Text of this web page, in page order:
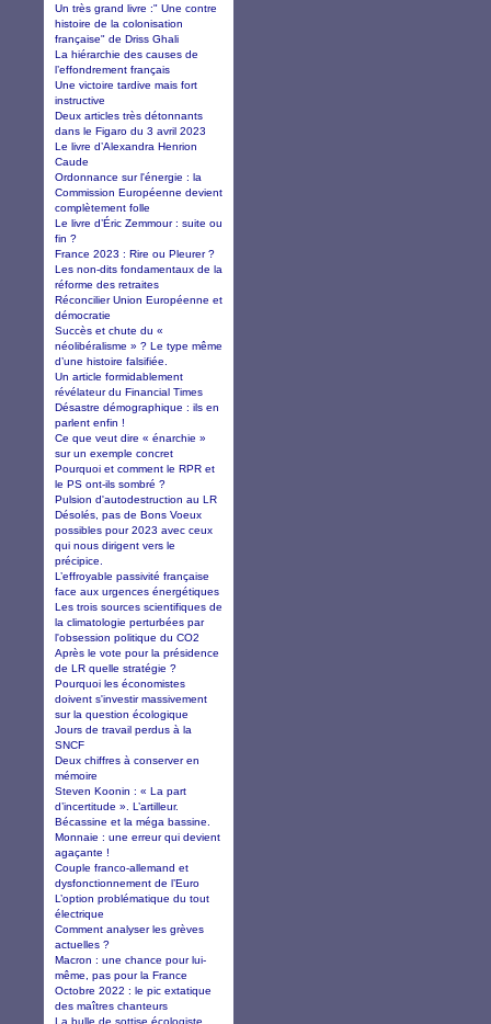
Un très grand livre :" Une contre
histoire de la colonisation
française" de Driss Ghali
La hiérarchie des causes de
l’effondrement français
Une victoire tardive mais fort
instructive
Deux articles très détonnants
dans le Figaro du 3 avril 2023
Le livre d’Alexandra Henrion
Caude
Ordonnance sur l'énergie : la
Commission Européenne devient
complètement folle
Le livre d’Éric Zemmour : suite ou
fin ?
France 2023 : Rire ou Pleurer ?
Les non-dits fondamentaux de la
réforme des retraites
Réconcilier Union Européenne et
démocratie
Succès et chute du «
néolibéralisme » ? Le type même
d’une histoire falsifiée.
Un article formidablement
révélateur du Financial Times
Désastre démographique : ils en
parlent enfin !
Ce que veut dire « énarchie »
sur un exemple concret
Pourquoi et comment le RPR et
le PS ont-ils sombré ?
Pulsion d'autodestruction au LR
Désolés, pas de Bons Voeux
possibles pour 2023 avec ceux
qui nous dirigent vers le
précipice.
L’effroyable passivité française
face aux urgences énergétiques
Les trois sources scientifiques de
la climatologie perturbées par
l'obsession politique du CO2
Après le vote pour la présidence
de LR quelle stratégie ?
Pourquoi les économistes
doivent s'investir massivement
sur la question écologique
Jours de travail perdus à la
SNCF
Deux chiffres à conserver en
mémoire
Steven Koonin : « La part
d’incertitude ». L’artilleur.
Bécassine et la méga bassine.
Monnaie : une erreur qui devient
agaçante !
Couple franco-allemand et
dysfonctionnement de l’Euro
L’option problématique du tout
électrique
Comment analyser les grèves
actuelles ?
Macron : une chance pour lui-
même, pas pour la France
Octobre 2022 : le pic extatique
des maîtres chanteurs
La bulle de sottise écologiste